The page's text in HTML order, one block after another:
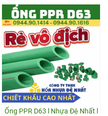
Ống PPR D63 l Nhựa Đệ Nhất l